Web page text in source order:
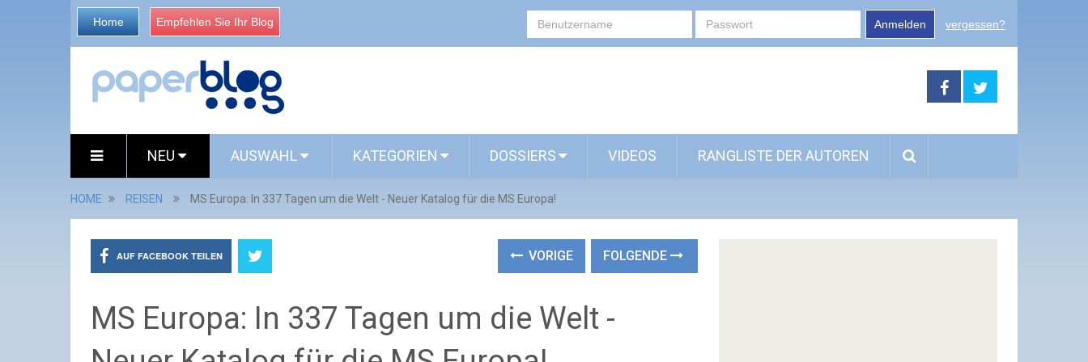
Home Empfehlen Sie Ihr Blog Anmelden vergessen?
NEU AUSWAHL KATEGORIEN DOSSIERS VIDEOS RANGLISTE DER AUTOREN
HOME REISEN MS Europa: In 337 Tagen um die Welt - Neuer Katalog für die MS Europa!
AUF FACEBOOK TEILEN VORIGE FOLGENDE
MS Europa: In 337 Tagen um die Welt -